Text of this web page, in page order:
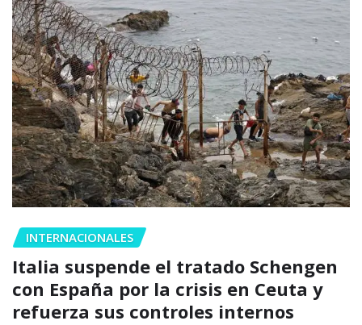
INTERNACIONALES
Italia suspende el tratado Schengen
con España por la crisis en Ceuta y
refuerza sus controles internos